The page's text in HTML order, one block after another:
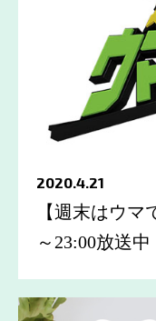
2020.4.21
【週末はウ
～23:00放送中